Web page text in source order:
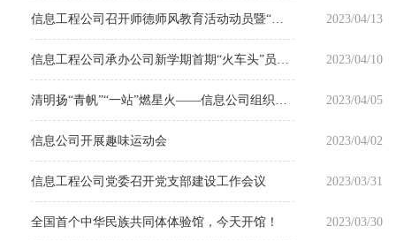
2023/04/13
2023/04/10
2023/04/05
信息公司开展趣味运动会 2023/04/02
信息工程公司党委召开党支部建设工作会议 2023/03/31
全国首个中华民族共同体体验馆，今天开馆！ 2023/03/30